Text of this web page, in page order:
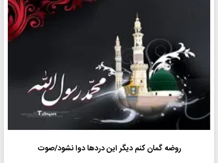
روضه گمان کنم دیگر این دردها دوا نشود/صوت